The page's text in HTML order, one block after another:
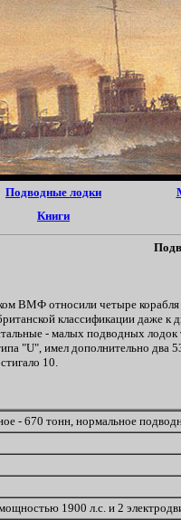
Подводные лодки
Книги
ВМФ относили четыре
классификации даже
- малых подводных лодок
"U", имел дополнительно
10.
- 670 тонн, нормальное
1900 л.с. и 2